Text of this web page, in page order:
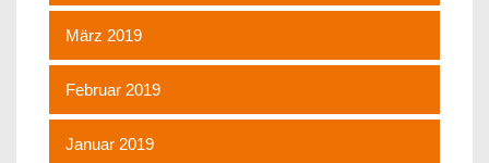
März 2019
Februar 2019
Januar 2019